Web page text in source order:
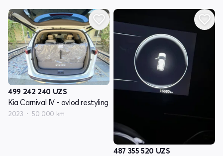
499 242 240 UZS
Kia Carnival IV - avlod restyling
2023 50 000 km
487 355 520 UZS